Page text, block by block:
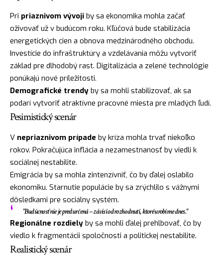
Pri priaznivom vývoji by sa ekonomika mohla začať
oživovať už v budúcom roku. Kľúčová bude stabilizácia
energetických cien a obnova medzinárodného obchodu.
Investície do infraštruktúry a vzdelávania môžu vytvoriť
základ pre dlhodobý rast. Digitalizácia a zelené technológie
ponúkajú nové príležitosti.
Demografické trendy by sa mohli stabilizovať, ak sa
podarí vytvoriť atraktívne pracovné miesta pre mladých ľudí.
Pesimistický scenár
V nepriaznivom prípade by kríza mohla trvať niekoľko
rokov. Pokračujúca inflácia a nezamestnanosť by viedli k
sociálnej nestabilite.
Emigrácia by sa mohla zintenzívniť, čo by ďalej oslabilo
ekonomiku. Starnutie populácie by sa zrýchlilo s vážnymi
dôsledkami pre sociálny systém.
"Budúcnosť nie je predurčená – závisí od rozhodnutí, ktoré urobíme dnes."
Regionálne rozdiely by sa mohli ďalej prehlbovať, čo by
viedlo k fragmentácii spoločnosti a politickej nestabilite.
Realistický scenár